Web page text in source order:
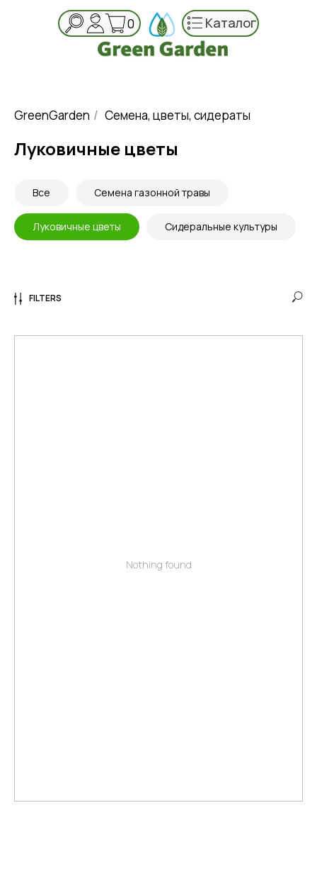
0 Каталог
GreenGarden / Семена, цветы, сидераты
Луковичные цветы
Все Семена газонной травы
Луковичные цветы Сидеральные культуры
FILTERS
Nothing found